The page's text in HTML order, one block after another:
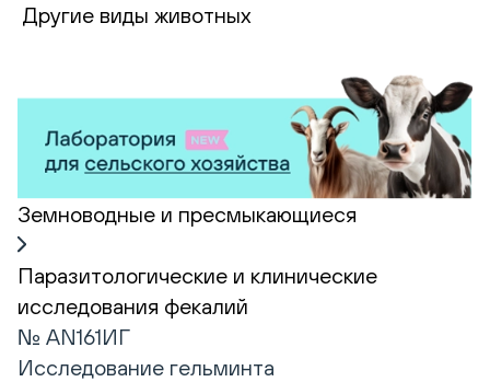
Другие виды животных
Земноводные и пресмыкающиеся
Паразитологические и клинические
исследования фекалий
№ AN161ИГ
Исследование гельминта